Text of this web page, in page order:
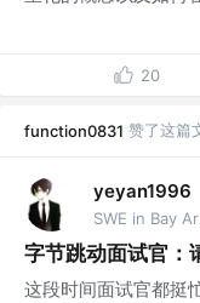
20
function0831 赞了这篇
yeyan1996
字节跳动面试官：
这段时间面试官都挺